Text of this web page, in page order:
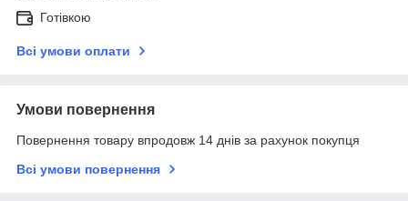
Готівкою
Всі умови оплати
Умови повернення
Повернення товару впродовж 14 днів за рахунок покупця
Всі умови повернення